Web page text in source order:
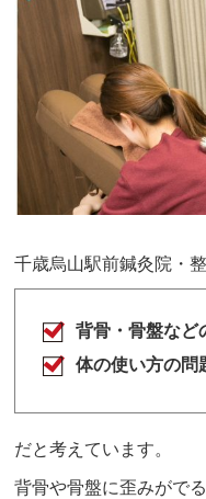
千歳烏山駅前鍼灸院・
背骨・骨盤など
体の使い方の問
だと考えています。
背骨や骨盤に歪みがで